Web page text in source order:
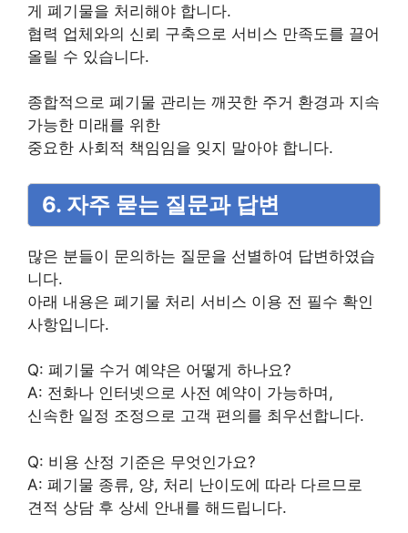
게 폐기물을 처리해야 합니다.
협력 업체와의 신뢰 구축으로 서비스 만족도를 끌어
올릴 수 있습니다.
종합적으로 폐기물 관리는 깨끗한 주거 환경과 지속
가능한 미래를 위한
중요한 사회적 책임임을 잊지 말아야 합니다.
6. 자주 묻는 질문과 답변
많은 분들이 문의하는 질문을 선별하여 답변하였습
니다.
아래 내용은 폐기물 처리 서비스 이용 전 필수 확인
사항입니다.
Q: 폐기물 수거 예약은 어떻게 하나요?
A: 전화나 인터넷으로 사전 예약이 가능하며,
신속한 일정 조정으로 고객 편의를 최우선합니다.
Q: 비용 산정 기준은 무엇인가요?
A: 폐기물 종류, 양, 처리 난이도에 따라 다르므로
견적 상담 후 상세 안내를 해드립니다.